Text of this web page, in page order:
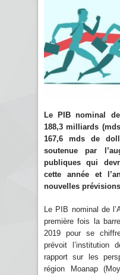
Le PIB nominal
188,3 milliards
167,6 mds de
soutenue par
publiques qui
cette année et
nouvelles
Le PIB nominal de
première fois la
2019 pour se
prévoit l’institution
rapport sur les
région Moanap